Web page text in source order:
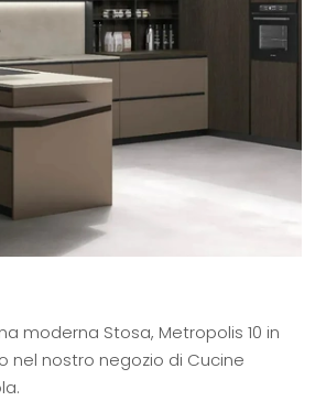
moderna Stosa, Metropolis 10 in
nel nostro negozio di Cucine